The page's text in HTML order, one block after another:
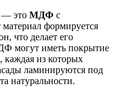
— это МДФ с
формируется
что делает его
могут иметь покрытие
из которых
ламинируются под
натуральности.